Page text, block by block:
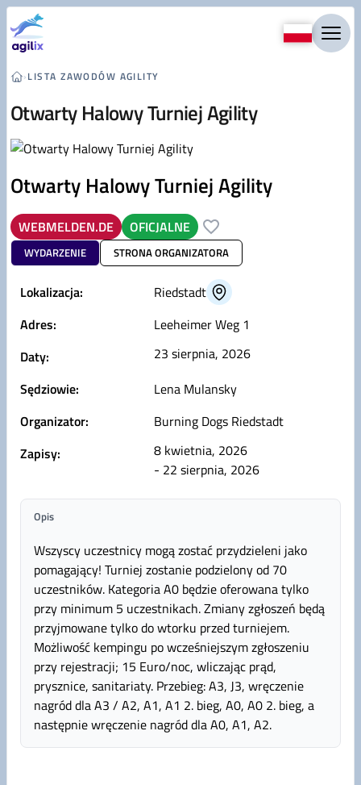
Przejdź do treści
›LISTA ZAWODÓW AGILITY
Otwarty Halowy Turniej Agility
Otwarty Halowy Turniej Agility
WEBMELDEN.DE OFICJALNE
WYDARZENIE STRONA ORGANIZATORA
Lokalizacja:
Riedstadt
Adres:
Leeheimer Weg 1
Daty:
23 sierpnia, 2026
Sędziowie:
Lena Mulansky
Organizator:
Burning Dogs Riedstadt
Zapisy:
8 kwietnia, 2026
- 22 sierpnia, 2026
Opis
Wszyscy uczestnicy mogą zostać przydzieleni jako
pomagający! Turniej zostanie podzielony od 70
uczestników. Kategoria A0 będzie oferowana tylko
przy minimum 5 uczestnikach. Zmiany zgłoszeń będą
przyjmowane tylko do wtorku przed turniejem.
Możliwość kempingu po wcześniejszym zgłoszeniu
przy rejestracji; 15 Euro/noc, wliczając prąd,
prysznice, sanitariaty. Przebieg: A3, J3, wręczenie
nagród dla A3 / A2, A1, A1 2. bieg, A0, A0 2. bieg, a
następnie wręczenie nagród dla A0, A1, A2.